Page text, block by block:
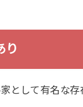
り
として有名な存